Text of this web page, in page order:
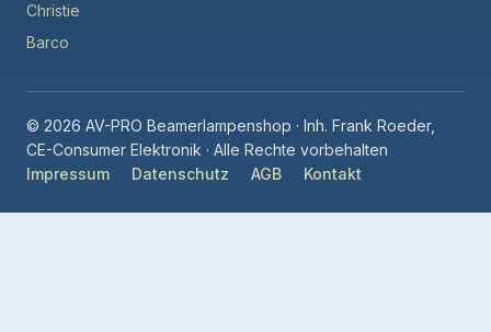
Christie
Barco
© 2026 AV-PRO Beamerlampenshop · Inh. Frank Roeder,
CE-Consumer Elektronik · Alle Rechte vorbehalten
Impressum
Datenschutz AGB Kontakt